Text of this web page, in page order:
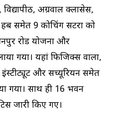
अग्रवाल क्लासेस,
समेत 9 कोचिंग सेंटरों को
रोड योजना और
गया। यहां फिजिक्स वाला,
और सेंच्यूरियन समेत
गया। साथ ही 16 भवन
जारी किए गए।